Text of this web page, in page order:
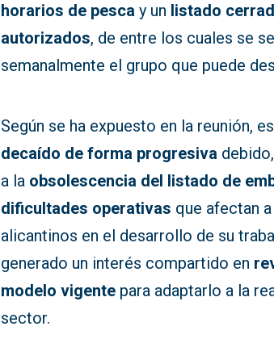
horarios de pesca y un listado
autorizados, de entre los cuales se
semanalmente el grupo que puede
Según se ha expuesto en la reunión,
decaído de forma progresiva
a la obsolescencia del listado de
dificultades operativas que afectan
alicantinos en el desarrollo de su
generado un interés compartido en
modelo vigente para adaptarlo a la
sector.